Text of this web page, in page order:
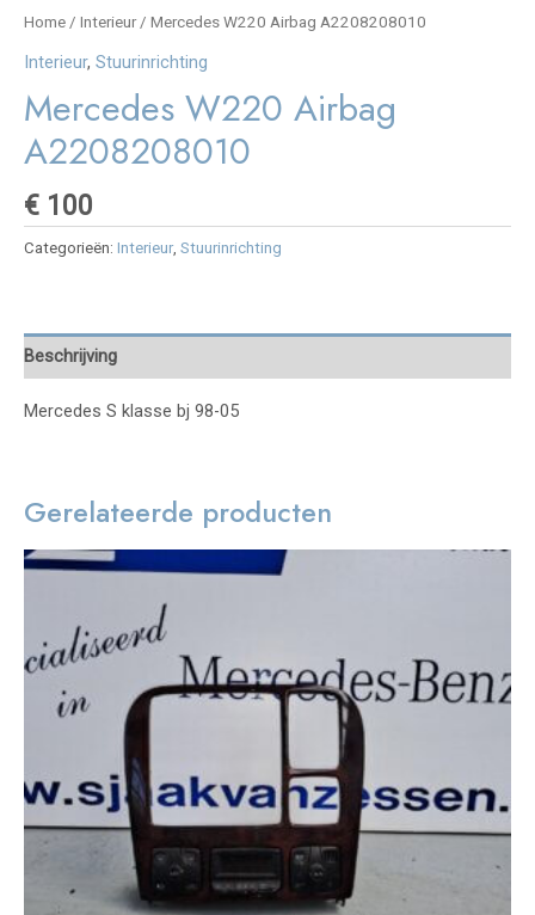
Home / Interieur/ Mercedes W220 Airbag A2208208010
Interieur, Stuurinrichting
Mercedes W220 Airbag
A2208208010
€ 100
Categorieën: Interieur, Stuurinrichting
Beschrijving
Mercedes S klasse bj 98-05
Gerelateerde producten